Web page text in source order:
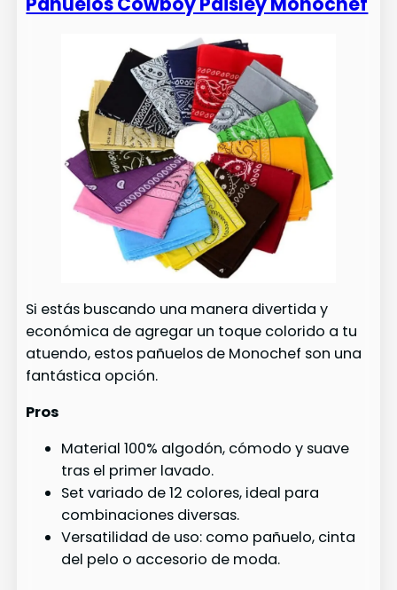
Si estás buscando una manera divertida y
económica de agregar un toque colorido a tu
atuendo, estos pañuelos de Monochef son una
fantástica opción.
Pros
Material 100% algodón, cómodo y suave
tras el primer lavado.
Set variado de 12 colores, ideal para
combinaciones diversas.
Versatilidad de uso: como pañuelo, cinta
del pelo o accesorio de moda.